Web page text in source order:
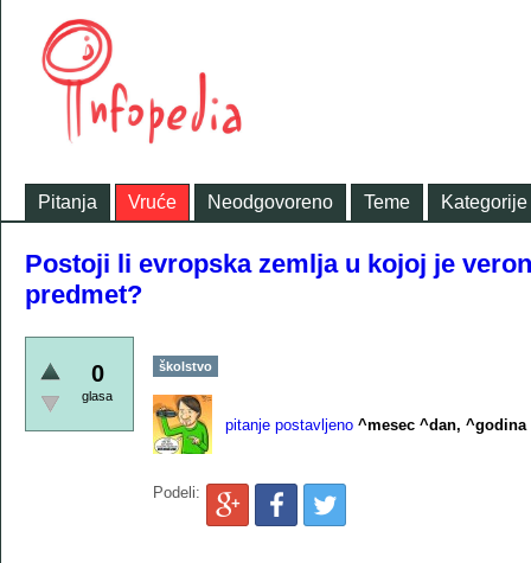
Pitanja Vruće Neodgovoreno Teme Kategorije
Postoji li evropska zemlja u kojoj je
predmet?
0
glasa
školstvo
pitanje postavljeno ^mesec ^dan, ^godina
Podeli: